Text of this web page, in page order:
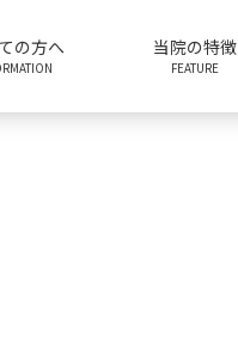
の方へ 当院の特徴
FEATURE